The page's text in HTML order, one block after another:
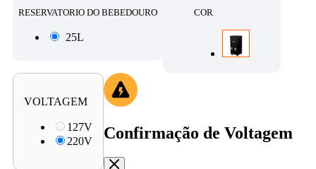
VOLTAGEM
127V
220V
RESERVATORIO DO BEBEDOURO
25L
Confirmação de Voltagem
COR